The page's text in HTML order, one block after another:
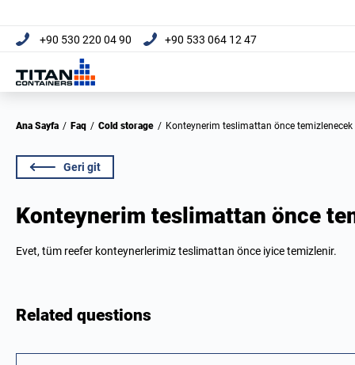
+90 530 220 04 90 +90 533 064 12 47
Ana Sayfa / Faq / Cold storage / Konteynerim teslimattan önce temizlenecek
Geri git
Konteynerim teslimattan önce
Evet, tüm reefer konteynerlerimiz teslimattan önce iyice temizlenir.
Related questions